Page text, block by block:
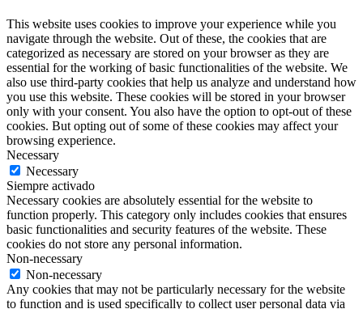
This website uses cookies to improve your experience while you
navigate through the website. Out of these, the cookies that are
categorized as necessary are stored on your browser as they are
essential for the working of basic functionalities of the website. We
also use third-party cookies that help us analyze and understand how
you use this website. These cookies will be stored in your browser
only with your consent. You also have the option to opt-out of these
cookies. But opting out of some of these cookies may affect your
browsing experience.
Necessary
Necessary
Siempre activado
Necessary cookies are absolutely essential for the website to
function properly. This category only includes cookies that ensures
basic functionalities and security features of the website. These
cookies do not store any personal information.
Non-necessary
Non-necessary
Any cookies that may not be particularly necessary for the website
to function and is used specifically to collect user personal data via